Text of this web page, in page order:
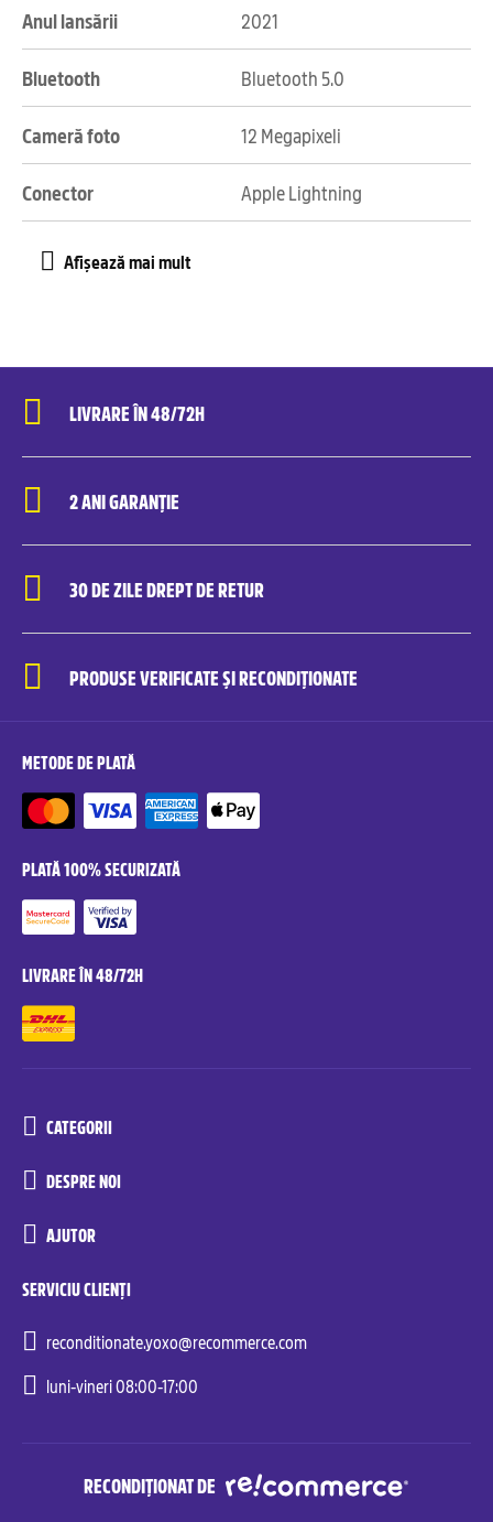
Anul lansării 2021
Bluetooth Bluetooth 5.0
Cameră foto 12 Megapixeli
Conector Apple Lightning
LIVRARE ÎN 48/72H
2 ANI GARANȚIE
30 DE ZILE DREPT DE RETUR
PRODUSE VERIFICATE ȘI RECONDIȚIONATE
METODE DE PLATĂ
PLATĂ 100% SECURIZATĂ
LIVRARE ÎN 48/72H
CATEGORII
DESPRE NOI
AJUTOR
SERVICIU CLIENȚI
reconditionate.yoxo@recommerce.com
luni-vineri 08:00-17:00
RECONDIȚIONAT DE